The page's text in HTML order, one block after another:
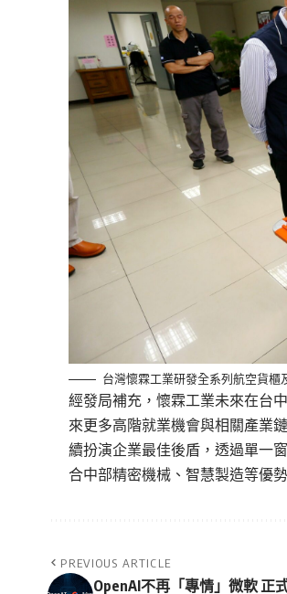
台灣懷霖工業研發全系列航空貨櫃
經發局補充，懷霖工業未來在台
來更多高階就業機會與相關產業
續扮演企業最佳後盾，透過單一
合中部精密機械、智慧製造等優
PREVIOUS ARTICLE
OpenAI不再「專情」微軟 正